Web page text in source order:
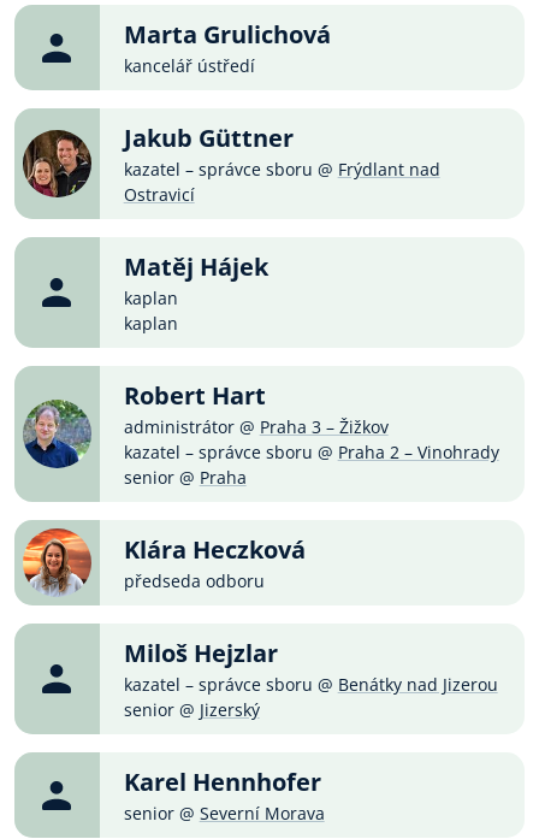
Marta Grulichová
kancelář ústředí
Jakub Güttner
kazatel – správce sboru @ Frýdlant nad
Ostravicí
Matěj Hájek
kaplan
kaplan
Robert Hart
administrátor @ Praha 3 – Žižkov
kazatel – správce sboru @ Praha 2 – Vinohrady
senior @ Praha
Klára Heczková
předseda odboru
Miloš Hejzlar
kazatel – správce sboru @ Benátky nad Jizerou
senior @ Jizerský
Karel Hennhofer
senior @ Severní Morava